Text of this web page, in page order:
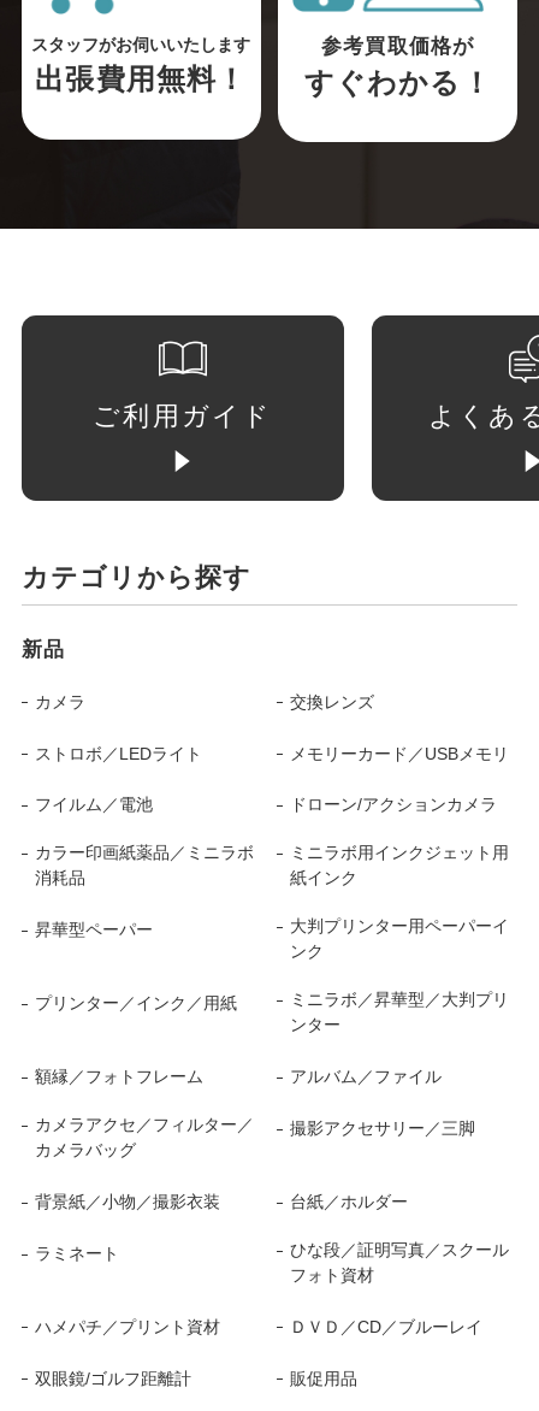
スタッフがお伺いいたします
出張費用無料！
参考買取価格が
すぐわかる！
ご利用ガイド よくあ
カテゴリから探す
新品
カメラ 交換レンズ
ストロボ／LEDライト メモリーカード／USBメモリ
フイルム／電池 ドローン/アクションカメラ
カラー印画紙薬品／ミニラボ
消耗品
ミニラボ用インクジェット用
紙インク
昇華型ペーパー
大判プリンター用ペーパーイ
ンク
プリンター／インク／用紙
ミニラボ／昇華型／大判プリ
ンター
額縁／フォトフレーム アルバム／ファイル
カメラアクセ／フィルター／
カメラバッグ
撮影アクセサリー／三脚
背景紙／小物／撮影衣装 台紙／ホルダー
ラミネート
ひな段／証明写真／スクール
フォト資材
ハメパチ／プリント資材 ＤＶＤ／CD／ブルーレイ
双眼鏡/ゴルフ距離計 販促用品